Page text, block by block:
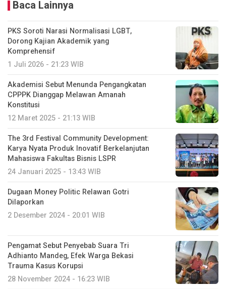
Baca Lainnya
PKS Soroti Narasi Normalisasi LGBT,
Dorong Kajian Akademik yang
Komprehensif
1 Juli 2026 - 21:23 WIB
Akademisi Sebut Menunda Pengangkatan
CPPPK Dianggap Melawan Amanah
Konstitusi
12 Maret 2025 - 21:13 WIB
The 3rd Festival Community Development:
Karya Nyata Produk Inovatif Berkelanjutan
Mahasiswa Fakultas Bisnis LSPR
24 Januari 2025 - 13:43 WIB
Dugaan Money Politic Relawan Gotri
Dilaporkan
2 Desember 2024 - 20:01 WIB
Pengamat Sebut Penyebab Suara Tri
Adhianto Mandeg, Efek Warga Bekasi
Trauma Kasus Korupsi
28 November 2024 - 16:23 WIB